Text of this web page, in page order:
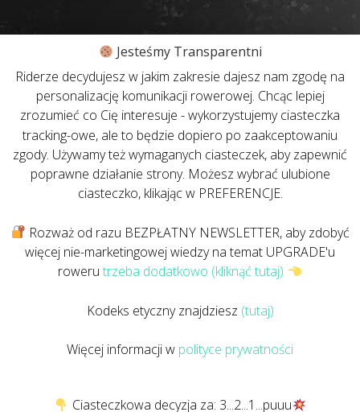
Jesteśmy Transparentni
Riderze decydujesz w jakim zakresie dajesz nam zgodę na
personalizację komunikacji rowerowej. Chcąc lepiej
zrozumieć co Cię interesuje - wykorzystujemy ciasteczka
tracking-owe, ale to będzie dopiero po zaakceptowaniu
zgody. Używamy też wymaganych ciasteczek, aby zapewnić
poprawne działanie strony. Możesz wybrać ulubione
ciasteczko, klikając w PREFERENCJE.
Rozważ od razu BEZPŁATNY NEWSLETTER, aby zdobyć
więcej nie-marketingowej wiedzy na temat UPGRADE'u
rowerutrzeba dodatkowo (kliknąć tutaj)
Kodeks etyczny znajdziesz (tutaj)
Więcej informacji w polityce prywatności
Ciasteczkowa decyzja za: 3...2...1...puuu